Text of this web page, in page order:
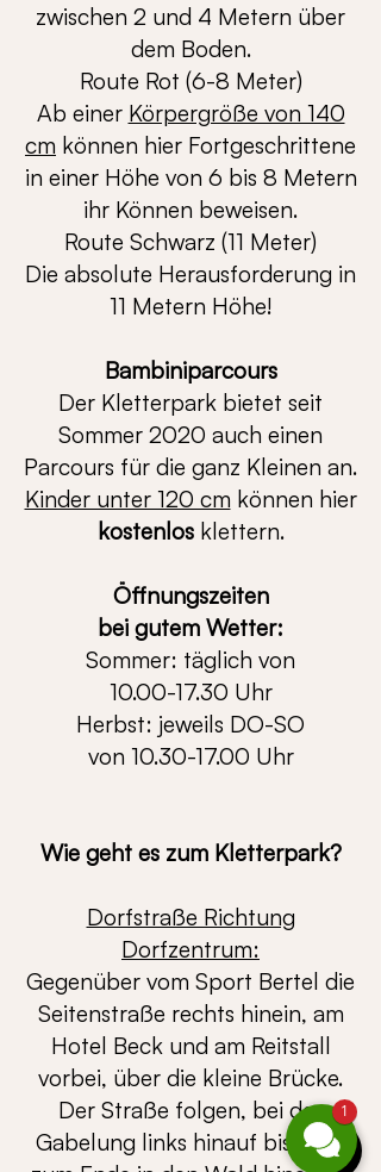
zwischen 2 und 4 Metern über
dem Boden.
Route Rot (6-8 Meter)
Ab einer Körpergröße von 140
cm können hier Fortgeschrittene
in einer Höhe von 6 bis 8 Metern
ihr Können beweisen.
Route Schwarz (11 Meter)
Die absolute Herausforderung in
11 Metern Höhe!
Bambiniparcours
Der Kletterpark bietet seit
Sommer 2020 auch einen
Parcours für die ganz Kleinen an.
Kinder unter 120 cm können hier
kostenlosklettern.
Öffnungszeiten
bei gutem Wetter:
Sommer: täglich von
10.00-17.30 Uhr
Herbst: jeweils DO-SO
von 10.30-17.00 Uhr
Wie geht es zum Kletterpark?
Dorfstraße Richtung
Dorfzentrum:
Gegenüber vom Sport Bertel die
Seitenstraße rechts hinein, am
Hotel Beck und am Reitstall
vorbei, über die kleine Brücke.
Der Straße folgen, bei der
Gabelung links hinauf bis ganz
1